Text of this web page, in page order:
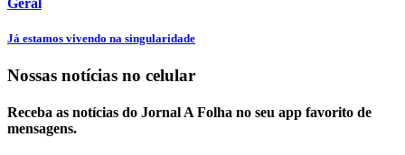
Já estamos vivendo na singularidade
Nossas notícias no celular
Receba as notícias do Jornal A Folha no seu app favorito de
mensagens.